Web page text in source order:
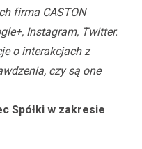
firma CASTON
Instagram, Twitter.
o interakcjach z
czy są one
Spółki w zakresie